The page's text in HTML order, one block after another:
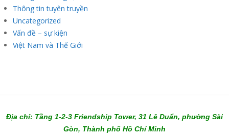
Thông tin tuyên truyền
Uncategorized
Vấn đề – sự kiện
Việt Nam và Thế Giới
Địa chỉ: Tầng 1-2-3 Friendship Tower, 31 Lê Duẩn, phường Sài
Gòn, Thành phố Hồ Chí Minh